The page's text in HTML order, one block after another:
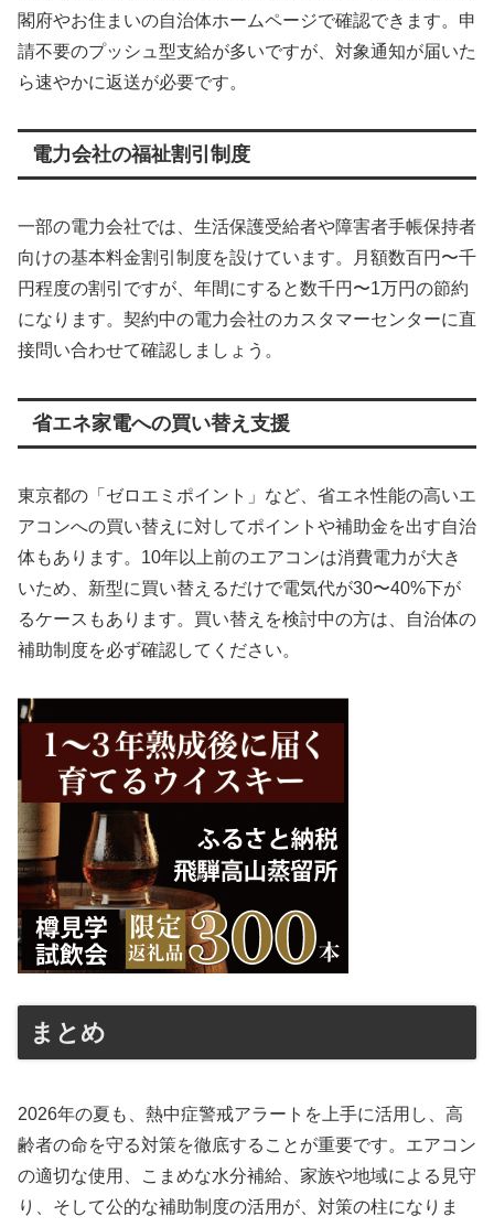
閣府やお住まいの自治体ホームページで確認できます。申
請不要のプッシュ型支給が多いですが、対象通知が届いた
ら速やかに返送が必要です。
電力会社の福祉割引制度
一部の電力会社では、生活保護受給者や障害者手帳保持者
向けの基本料金割引制度を設けています。月額数百円〜千
円程度の割引ですが、年間にすると数千円〜1万円の節約
になります。契約中の電力会社のカスタマーセンターに直
接問い合わせて確認しましょう。
省エネ家電への買い替え支援
東京都の「ゼロエミポイント」など、省エネ性能の高いエ
アコンへの買い替えに対してポイントや補助金を出す自治
体もあります。10年以上前のエアコンは消費電力が大き
いため、新型に買い替えるだけで電気代が30〜40%下が
るケースもあります。買い替えを検討中の方は、自治体の
補助制度を必ず確認してください。
まとめ
2026年の夏も、熱中症警戒アラートを上手に活用し、高
齢者の命を守る対策を徹底することが重要です。エアコン
の適切な使用、こまめな水分補給、家族や地域による見守
り、そして公的な補助制度の活用が、対策の柱になりま